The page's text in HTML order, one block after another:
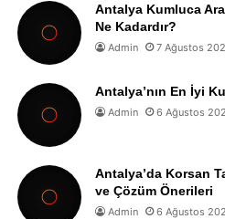
Antalya Kumluca
Ne Kadardır?
Admin 7 Ağustos
Antalya’nın En İyi
Admin 6 Ağustos
Antalya’da Korsan
ve Çözüm Önerileri
Admin 6 Ağustos